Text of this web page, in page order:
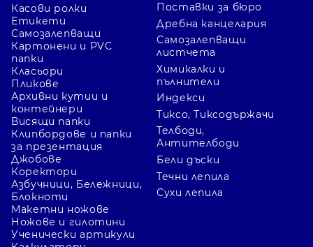
Касови ролки
Етикети
Самозалепващи
Картонени и PVC
папки
Класьори
Пликове
Архивни кутии и
контейнери
Висящи папки
Клипбордове и папки
за презентация
Джобове
Коректори
Азбучници, Бележници,
Блокноти
Поставки за бюро
Дребна канцелария
Самозалепващи
листчета
Химикалки и
пълнители
Индекси
Тиксо, Тиксодържачи
Телбоди,
Антителбоди
Бели дъски
Течни лепила
Сухи лепила
Макетни ножове
Ножове и гилотини
Ученически артикули